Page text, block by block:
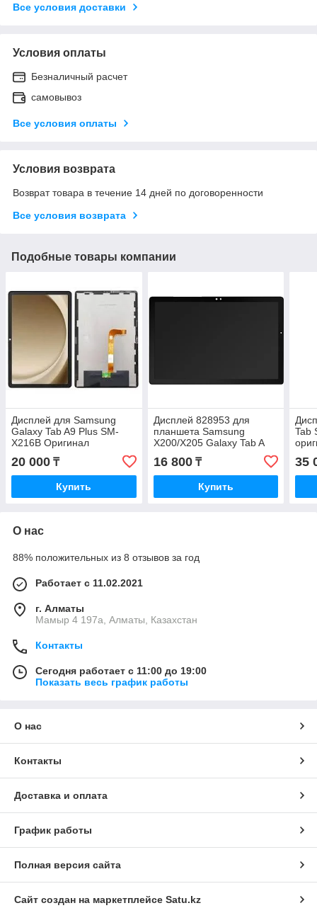
Все условия доставки
Условия оплаты
Безналичный расчет
самовывоз
Все условия оплаты
Условия возврата
Возврат товара в течение 14 дней по договоренности
Все условия возврата
Подобные товары компании
Дисплей для Samsung
Galaxy Tab A9 Plus SM-
X216B Оригинал
20 000 ₸
Купить
Дисплей 828953 для
планшета Samsung
X200/X205 Galaxy Tab A
16 800₸
Купить
Tab
35
О нас
88% положительных из 8 отзывов за год
Работает с 11.02.2021
г. Алматы
Мамыр 4 197а, Алматы, Казахстан
Контакты
Сегодня работает с 11:00 до 19:00
Показать весь график работы
О нас
Контакты
Доставка и оплата
График работы
Полная версия сайта
Сайт создан на маркетплейсе Satu.kz